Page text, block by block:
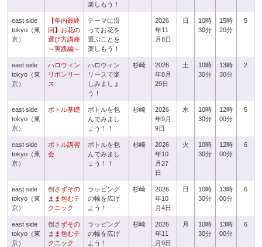
楽しもう！
east side
tokyo（東
京）
【年内最終
回】お花の
選び方講座
～実践編～
テーマに沿
ってお花を
選ぶことを
楽しもう！
2026
年11
月8日
日
10時
30分
15時
20分
5
east side
tokyo（東
京）
ハロウィン
リボンリー
ス
ハロウィン
リースで楽
しみましょ
う！
杉崎
2026
年8月
29日
土
10時
30分
13時
30分
2
east side
tokyo（東
京）
ボトル基礎
ボトルを包
んでみまし
ょう！！
杉崎
2026
年9月
9日
水
10時
30分
12時
00分
5
east side
tokyo（東
京）
ボトル講習
会
ボトルを包
んでみまし
ょう！！
杉崎
2026
年10
月27
日
火
10時
30分
12時
00分
6
east side
tokyo（東
京）
倒さずその
まま包むテ
クニック
ラッピング
の幅を広げ
よう！
杉崎
2026
年10
月4日
日
10時
30分
13時
00分
6
east side
tokyo（東
京）
倒さずその
まま包むテ
クニック
ラッピング
の幅を広げ
よう！
杉崎
2026
年11
月9日
月
10時
30分
13時
00分
6